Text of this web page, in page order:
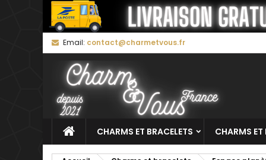
Email: contact@charmetvous.fr
CHARMS ET BRACELETS CHARMS ET